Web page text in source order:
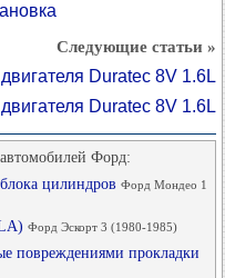
Следующие статьи »
Duratec 8V 1.6L
Duratec 8V 1.6L
Форд:
цилиндров Форд Мондео 1
Форд Эскорт 3 (1980-1985)
повреждениями прокладки